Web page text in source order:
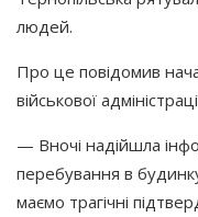
людей.
Про це повідомив
військової
— Вночі надійшла
перебування в
маємо трагічні